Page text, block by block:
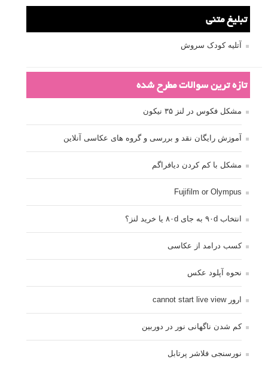
تبلیغ متنی
آتلیه کودک سروش
تازه ترین سوالات مطرح شده
مشکل فکوس در لنز ۳۵ نیکون
آموزش رایگان نقد و بررسی و گروه های عکاسی آنلاین
مشکل با کم کردن دیافراگم
Fujifilm or Olympus
انتخاب ۹۰d به جای ۸۰d یا خرید لنز؟
کسب درامد از عکاسی
نحوه آپلود عکس
ارور cannot start live view
کم شدن ناگهانی نور در دوربین
نورسنجی فلاشر پرتابل